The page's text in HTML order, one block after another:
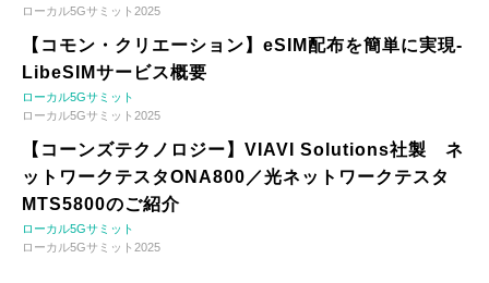
ローカル5Gサミット2025
【コモン・クリエーション】eSIM配布を簡単に実現-
LibeSIMサービス概要
ローカル5Gサミット
ローカル5Gサミット2025
【コーンズテクノロジー】VIAVI Solutions社製 ネ
ットワークテスタONA800／光ネットワークテスタ
MTS5800のご紹介
ローカル5Gサミット
ローカル5Gサミット2025